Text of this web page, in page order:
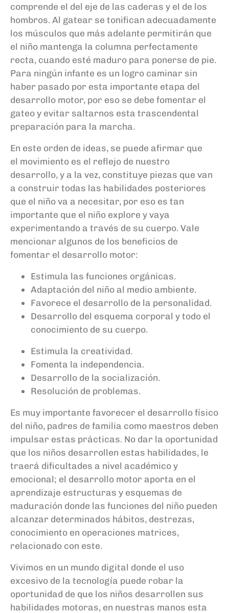
comprende el del eje de las caderas y el de los
hombros. Al gatear se tonifican adecuadamente
los músculos que más adelante permitirán que
el niño mantenga la columna perfectamente
recta, cuando esté maduro para ponerse de pie.
Para ningún infante es un logro caminar sin
haber pasado por esta importante etapa del
desarrollo motor, por eso se debe fomentar el
gateo y evitar saltarnos esta trascendental
preparación para la marcha.
En este orden de ideas, se puede afirmar que
el movimiento es el reflejo de nuestro
desarrollo, y a la vez, constituye piezas que van
a construir todas las habilidades posteriores
que el niño va a necesitar, por eso es tan
importante que el niño explore y vaya
experimentando a través de su cuerpo. Vale
mencionar algunos de los beneficios de
fomentar el desarrollo motor:
Estimula las funciones orgánicas.
Adaptación del niño al medio ambiente.
Favorece el desarrollo de la personalidad.
Desarrollo del esquema corporal y todo el
conocimiento de su cuerpo.
Estimula la creatividad.
Fomenta la independencia.
Desarrollo de la socialización.
Resolución de problemas.
Es muy importante favorecer el desarrollo físico
del niño, padres de familia como maestros deben
impulsar estas prácticas. No dar la oportunidad
que los niños desarrollen estas habilidades, le
traerá dificultades a nivel académico y
emocional; el desarrollo motor aporta en el
aprendizaje estructuras y esquemas de
maduración donde las funciones del niño pueden
alcanzar determinados hábitos, destrezas,
conocimiento en operaciones matrices,
relacionado con este.
Vivimos en un mundo digital donde el uso
excesivo de la tecnología puede robar la
oportunidad de que los niños desarrollen sus
habilidades motoras, en nuestras manos esta